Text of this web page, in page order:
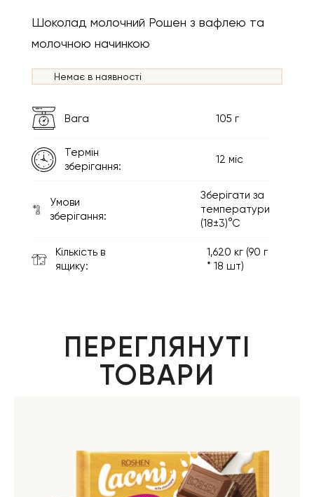
Шоколад молочний Рошен з вафлею та
молочною начинкою
Немає в наявності
Вага 105 г
Термін
зберігання:
12 міс
Умови
зберігання:
Зберігати за
температури
(18±3)°С
Кількість в
ящику:
1,620 кг (90 г
* 18 шт)
ПЕРЕГЛЯНУТІ
ТОВАРИ